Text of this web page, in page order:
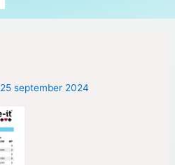
25 september 2024